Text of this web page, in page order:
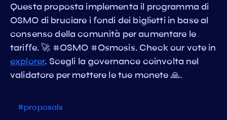
Questa proposta implementa il programma di
OSMO di bruciare i fondi dei biglietti in base al
consenso della comunità per aumentare le
tariffe. 🚀 #OSMO #Osmosis. Check our vote in
explorer. Scegli la governance coinvolta nel
validatore per mettere le tue monete 🙏.
#proposals